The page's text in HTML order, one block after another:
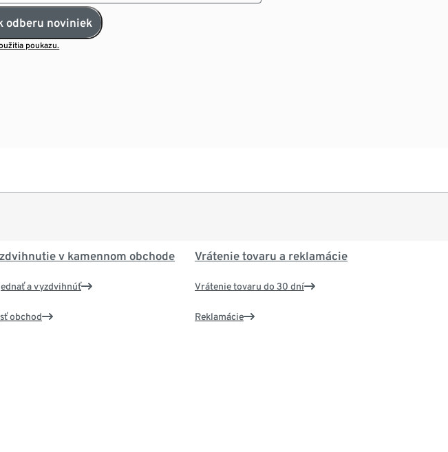
odberu noviniek
poukazu.
v kamennom obchode
a vyzdvihnúť
obchod
Vrátenie tovaru a reklamácie
Vrátenie tovaru do 30 dní
Reklamácie